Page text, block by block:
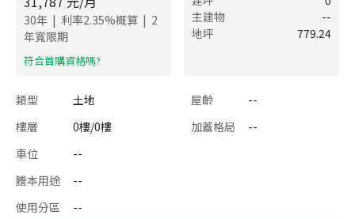
30年 | 利率2.35%概算 | 2
年寬限期
​符合首購資格嗎?
主建物
--
地坪
779.24
類型 土地 屋齡
--
樓層
0樓/0樓 加蓋格局
--
車位
--
謄本用途
--
使用分區
--